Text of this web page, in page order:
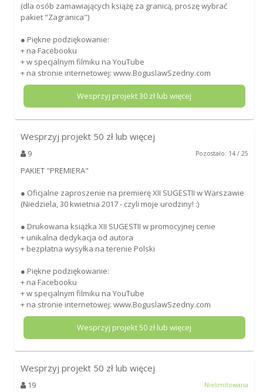
(dla osób zamawiających książę za granicą, proszę wybrać
pakiet "Zagranica")
● Piękne podziękowanie:
+ na Facebooku
+ w specjalnym filmiku na YouTube
+ na stronie internetowej: www.BoguslawSzedny.com
Wesprzyj projekt30 zł lub więcej
Wesprzyj projekt 50 zł lub więcej
9 Pozostało: 14 / 25
PAKIET "PREMIERA"
● Oficjalne zaproszenie na premierę XII SUGESTII w Warszawie
(Niedziela, 30 kwietnia 2017 - czyli moje urodziny! :)
● Drukowana książka XII SUGESTII w promocyjnej cenie
+ unikalna dedykacja od autora
+ bezpłatna wysyłka na terenie Polski
● Piękne podziękowanie:
+ na Facebooku
+ w specjalnym filmiku na YouTube
+ na stronie internetowej: www.BoguslawSzedny.com
Wesprzyj projekt50 zł lub więcej
Wesprzyj projekt 50 zł lub więcej
19 Nielimitowana